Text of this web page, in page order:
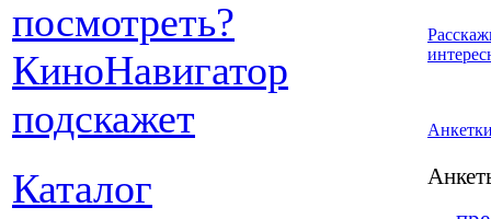
Каталог